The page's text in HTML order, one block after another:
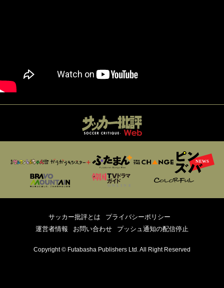
サッカー批評とは
プライバシーポリシー
運営者情報
お問い合わせ プッシュ通知の配信停止
Copyright © Futabasha Publishers Ltd. All Right Reserved